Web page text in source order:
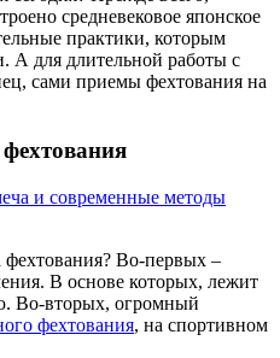
средневековое японское
практики, которым
А для длительной работы с
сами приемы фехтования на
фехтования? Во-первых –
В основе которых, лежит
Во-вторых, огромный
фехтования, на спортивном